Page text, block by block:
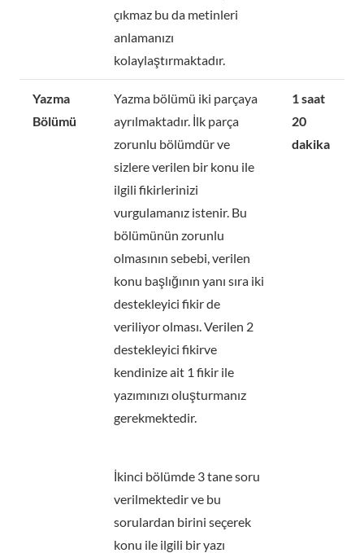
çıkmaz bu da metinleri
anlamanızı
kolaylaştırmaktadır.
Yazma
Bölümü
Yazma bölümü iki parçaya
ayrılmaktadır. İlk parça
zorunlu bölümdür ve
sizlere verilen bir konu ile
ilgili fikirlerinizi
vurgulamanız istenir. Bu
bölümünün zorunlu
olmasının sebebi, verilen
konu başlığının yanı sıra iki
destekleyici fikir de
veriliyor olması. Verilen 2
destekleyici fikirve
kendinize ait 1 fikir ile
yazımınızı oluşturmanız
gerekmektedir.
İkinci bölümde 3 tane soru
verilmektedir ve bu
sorulardan birini seçerek
konu ile ilgili bir yazı
1 saat
20
dakika